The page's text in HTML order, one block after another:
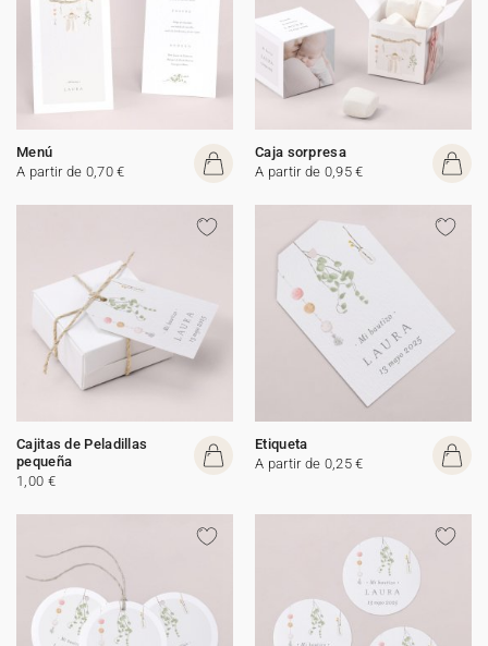
Menú
A partir de 0,70 €
Caja sorpresa
A partir de 0,95 €
Cajitas de Peladillas
pequeña
1,00 €
Etiqueta
A partir de 0,25 €